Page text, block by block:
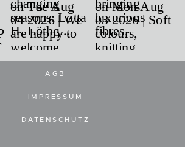
DATENSCHUTZ
IMPRESSUM
AGB